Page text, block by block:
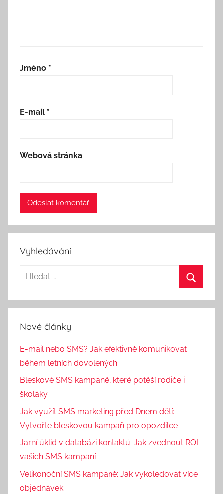
Jméno *
E-mail *
Webová stránka
Vyhledávání
Nové články
E-mail nebo SMS? Jak efektivně komunikovat
během letních dovolených
Bleskové SMS kampaně, které potěší rodiče i
školáky
Jak využít SMS marketing před Dnem dětí:
Vytvořte bleskovou kampaň pro opozdilce
Jarní úklid v databázi kontaktů: Jak zvednout ROI
vašich SMS kampaní
Velikonoční SMS kampaně: Jak vykoledovat více
objednávek